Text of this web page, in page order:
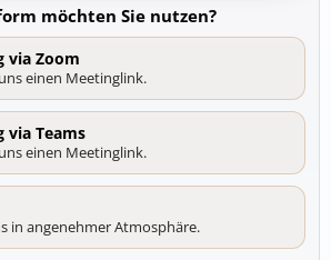
möchten Sie nutzen?
via Zoom
einen Meetinglink.
via Teams
einen Meetinglink.
in angenehmer Atmosphäre.